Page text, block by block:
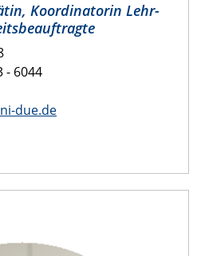
Koordinatorin Lehr-
6044
due.de